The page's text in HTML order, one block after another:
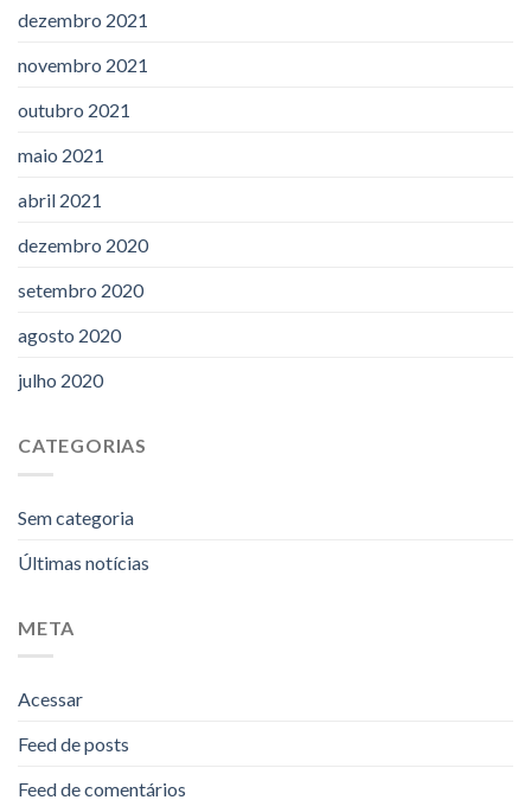
dezembro 2021
novembro 2021
outubro 2021
maio 2021
abril 2021
dezembro 2020
setembro 2020
agosto 2020
julho 2020
CATEGORIAS
Sem categoria
Últimas notícias
META
Acessar
Feed de posts
Feed de comentários